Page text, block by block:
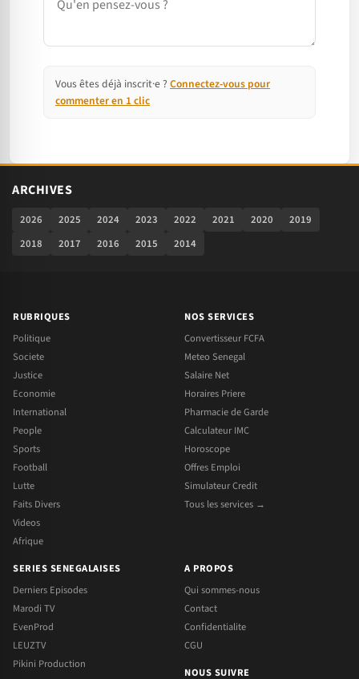
Vous êtes déjà inscrit·e ? Connectez-vous pour
commenter en 1 clic
ARCHIVES
2026 2025 2024 2023 2022 2021 2020
2019
2018
2017 2016 2015 2014
RUBRIQUES
Politique
Societe
Justice
Economie
International
People
Sports
Football
Lutte
Faits Divers
Videos
Afrique
NOS SERVICES
Convertisseur FCFA
Meteo Senegal
Salaire Net
Horaires Priere
Pharmacie de Garde
Calculateur IMC
Horoscope
Offres Emploi
Simulateur Credit
Tous les services →
SERIES SENEGALAISES
Derniers Episodes
Marodi TV
EvenProd
LEUZTV
Pikini Production
A PROPOS
Qui sommes-nous
Contact
Confidentialite
CGU
NOUS SUIVRE